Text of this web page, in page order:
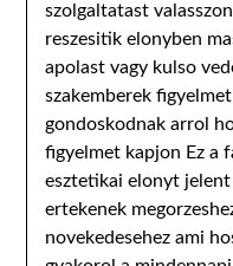
szolgaltatast
reszesitik elonyben
apolast vagy kulso
szakemberek
gondoskodnak arrol
figyelmet kapjon Ez a
esztetikai elonyt
ertekenek
novekedesehez ami